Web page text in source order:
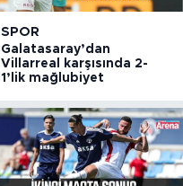
SPOR
Galatasaray’dan
Villarreal karşısında 2-
1’lik mağlubiyet